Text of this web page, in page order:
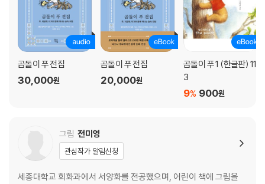
곰돌이 푸 전집
30,000원
곰돌이 푸 전집
20,000원
곰돌이 푸 1 (한글판) 11
3
900원
9%
그림 전미영
관심작가 알림신청
세종대학교 회화과에서 서양화를 전공했으며, 어린이 책에 그림을